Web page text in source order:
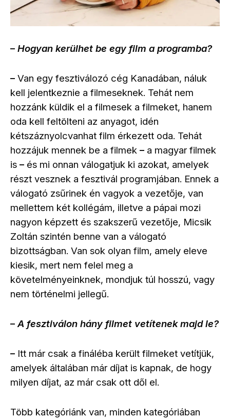
– Hogyan kerülhet be egy film a programba?
– Van egy fesztiválozó cég Kanadában, náluk
kell jelentkeznie a filmeseknek. Tehát nem
hozzánk küldik el a filmesek a filmeket, hanem
oda kell feltölteni az anyagot, idén
kétszáznyolcvanhat film érkezett oda. Tehát
hozzájuk mennek be a filmek – a magyar filmek
is – és mi onnan válogatjuk ki azokat, amelyek
részt vesznek a fesztivál programjában. Ennek a
válogató zsűrinek én vagyok a vezetője, van
mellettem két kollégám, illetve a pápai mozi
nagyon képzett és szakszerű vezetője, Micsik
Zoltán szintén benne van a válogató
bizottságban. Van sok olyan film, amely eleve
kiesik, mert nem felel meg a
követelményeinknek, mondjuk túl hosszú, vagy
nem történelmi jellegű.
–A fesztiválon hány filmet vetítenek majd le?
– Itt már csak a fináléba került filmeket vetítjük,
amelyek általában már díjat is kapnak, de hogy
milyen díjat, az már csak ott dől el.
Több kategóriánk van, minden kategóriában